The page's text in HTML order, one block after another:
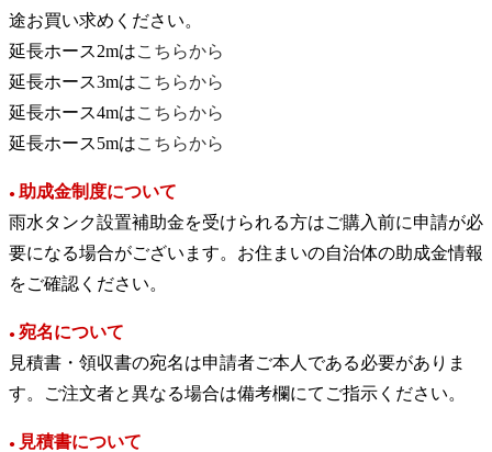
途お買い求めください。
延長ホース2mはこちらから
延長ホース3mはこちらから
延長ホース4mはこちらから
延長ホース5mはこちらから
● 助成金制度について
雨水タンク設置補助金を受けられる方はご購入前に申請が必
要になる場合がございます。お住まいの自治体の助成金情報
をご確認ください。
● 宛名について
見積書・領収書の宛名は申請者ご本人である必要がありま
す。ご注文者と異なる場合は備考欄にてご指示ください。
● 見積書について